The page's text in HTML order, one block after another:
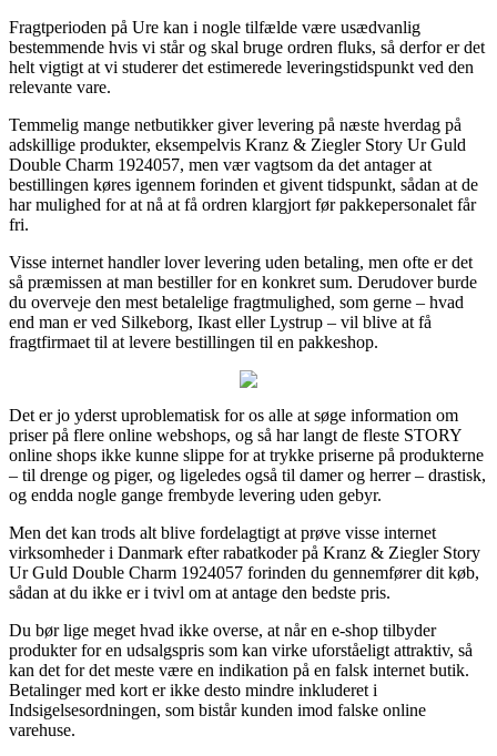
Fragtperioden på Ure kan i nogle tilfælde være usædvanlig
bestemmende hvis vi står og skal bruge ordren fluks, så derfor er det
helt vigtigt at vi studerer det estimerede leveringstidspunkt ved den
relevante vare.
Temmelig mange netbutikker giver levering på næste hverdag på
adskillige produkter, eksempelvis Kranz & Ziegler Story Ur Guld
Double Charm 1924057, men vær vagtsom da det antager at
bestillingen køres igennem forinden et givent tidspunkt, sådan at de
har mulighed for at nå at få ordren klargjort før pakkepersonalet får
fri.
Visse internet handler lover levering uden betaling, men ofte er det
så præmissen at man bestiller for en konkret sum. Derudover burde
du overveje den mest betalelige fragtmulighed, som gerne – hvad
end man er ved Silkeborg, Ikast eller Lystrup – vil blive at få
fragtfirmaet til at levere bestillingen til en pakkeshop.
Det er jo yderst uproblematisk for os alle at søge information om
priser på flere online webshops, og så har langt de fleste STORY
online shops ikke kunne slippe for at trykke priserne på produkterne
– til drenge og piger, og ligeledes også til damer og herrer – drastisk,
og endda nogle gange frembyde levering uden gebyr.
Men det kan trods alt blive fordelagtigt at prøve visse internet
virksomheder i Danmark efter rabatkoder på Kranz & Ziegler Story
Ur Guld Double Charm 1924057 forinden du gennemfører dit køb,
sådan at du ikke er i tvivl om at antage den bedste pris.
Du bør lige meget hvad ikke overse, at når en e-shop tilbyder
produkter for en udsalgspris som kan virke uforståeligt attraktiv, så
kan det for det meste være en indikation på en falsk internet butik.
Betalinger med kort er ikke desto mindre inkluderet i
Indsigelsesordningen, som bistår kunden imod falske online
varehuse.